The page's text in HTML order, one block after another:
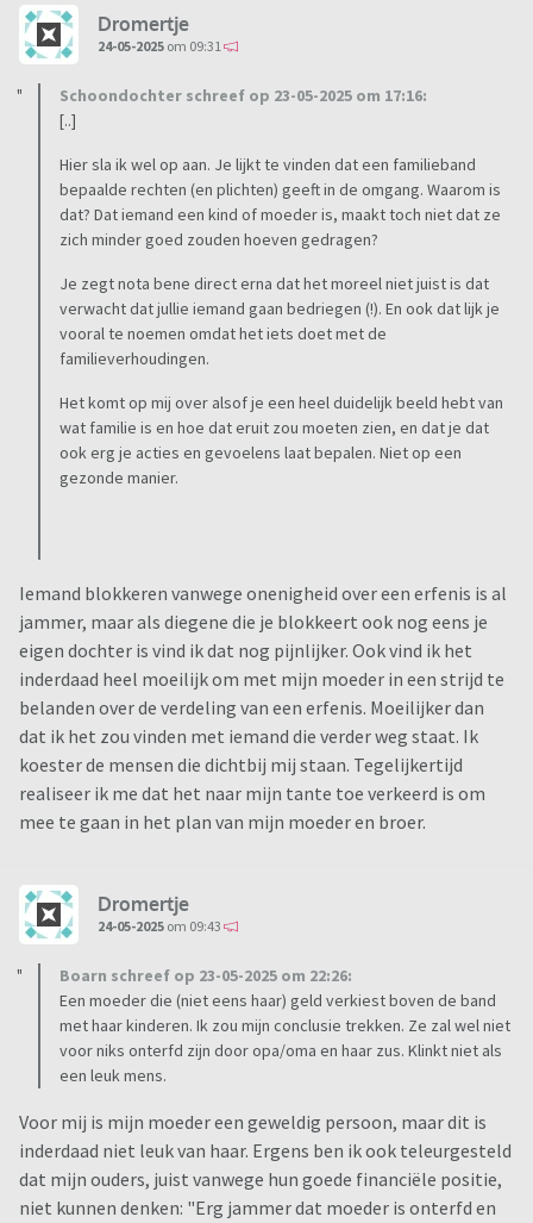
haar dochters dat wij haar niet steunen.
denken die er met meer afstand naar kijken?
Dromertje
24-05-2025 om 09:31
Schoondochter schreef op 23-05-2025 om 17:16:
[..]
Hier sla ik wel op aan. Je lijkt te vinden dat een familieband
bepaalde rechten (en plichten) geeft in de omgang. Waarom is
dat? Dat iemand een kind of moeder is, maakt toch niet dat ze
zich minder goed zouden hoeven gedragen?
Je zegt nota bene direct erna dat het moreel niet juist is dat
verwacht dat jullie iemand gaan bedriegen (!). En ook dat lijk je
vooral te noemen omdat het iets doet met de
familieverhoudingen.
Het komt op mij over alsof je een heel duidelijk beeld hebt van
wat familie is en hoe dat eruit zou moeten zien, en dat je dat
ook erg je acties en gevoelens laat bepalen. Niet op een
gezonde manier.
Iemand blokkeren vanwege onenigheid over een erfenis is al
jammer, maar als diegene die je blokkeert ook nog eens je
eigen dochter is vind ik dat nog pijnlijker. Ook vind ik het
inderdaad heel moeilijk om met mijn moeder in een strijd te
belanden over de verdeling van een erfenis. Moeilijker dan
dat ik het zou vinden met iemand die verder weg staat. Ik
koester de mensen die dichtbij mij staan. Tegelijkertijd
realiseer ik me dat het naar mijn tante toe verkeerd is om
mee te gaan in het plan van mijn moeder en broer.
Dromertje
24-05-2025 om 09:43
Boarn schreef op 23-05-2025 om 22:26:
Een moeder die (niet eens haar) geld verkiest boven de band
met haar kinderen. Ik zou mijn conclusie trekken. Ze zal wel niet
voor niks onterfd zijn door opa/oma en haar zus. Klinkt niet als
een leuk mens.
Voor mij is mijn moeder een geweldig persoon, maar dit is
inderdaad niet leuk van haar. Ergens ben ik ook teleurgesteld
dat mijn ouders, juist vanwege hun goede financiële positie,
niet kunnen denken: "Erg jammer dat moeder is onterfd en